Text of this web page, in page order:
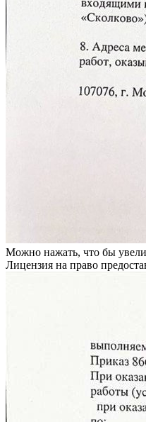
Можно нажать, что бы
Лицензия на право